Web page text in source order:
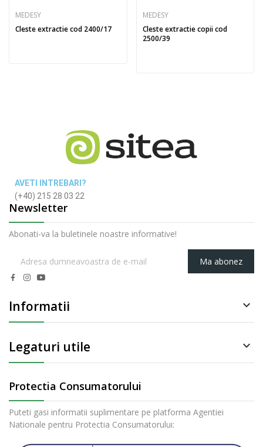
MEDESY
Cleste extractie cod 2400/17
MEDESY
Cleste extractie copii cod
2500/39
AVETI INTREBARI?
(+40) 215 28 03 22
Newsletter
Abonati-va la buletinele noastre informative!
Ma abonez
Informatii 
Legaturi utile 
Protectia Consumatorului
Puteti gasi informatii suplimentare pe platforma Agentiei
Nationale pentru Protectia Consumatorului: